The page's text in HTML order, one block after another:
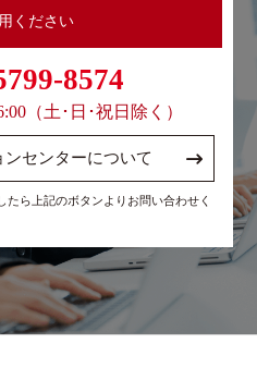
ください
8574
（土･日･祝日除く）
センターについて
ら上記のボタンよりお問い合わせく